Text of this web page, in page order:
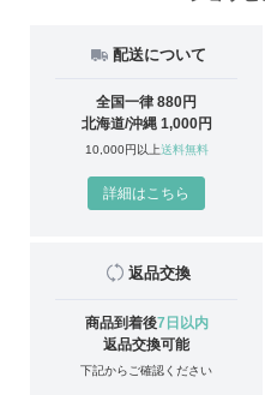
配送について
全国一律 880円
北海道/沖縄 1,000円
10,000円以上送料無料
詳細はこちら
返品交換
商品到着後7日以内
返品交換可能
下記からご確認ください